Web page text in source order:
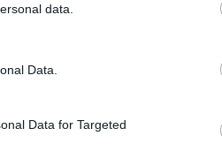
data.
Data.
Data for Targeted
αισθητή μείωση στις
Ένωσης Ξενοδόχων
έχει γίνει η καλύτερη
τουςόρους χρήσης